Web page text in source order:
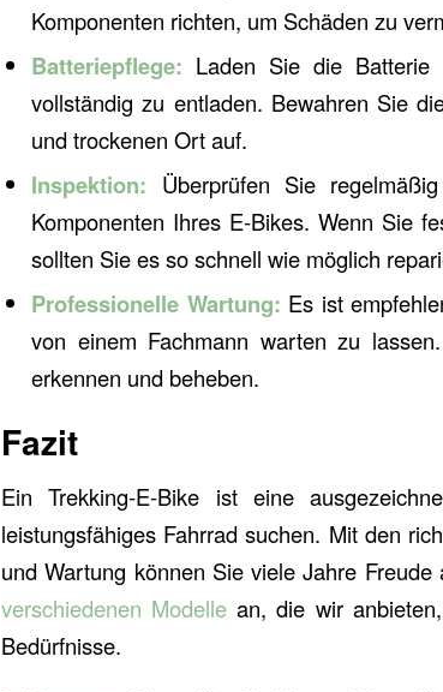
Komponenten richten, um Schäden zu
Batteriepflege: Laden Sie die
vollständig zu entladen. Bewahren Sie
und trockenen Ort auf.
Inspektion: Überprüfen Sie
Komponenten Ihres E-Bikes. Wenn Sie
sollten Sie es so schnell wie möglich
Professionelle Wartung: Es ist
von einem Fachmann warten zu
erkennen und beheben.
Fazit
Ein Trekking-E-Bike ist eine
leistungsfähiges Fahrrad suchen. Mit den
und Wartung können Sie viele Jahre
verschiedenen Modelle an, die wir
Bedürfnisse.